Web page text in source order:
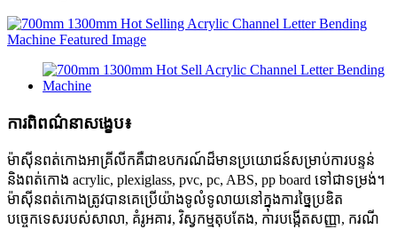
ការពិពណ៌នាសង្ខេប៖
ម៉ាស៊ីនពត់កោងអាគ្រីលីកគឺជាឧបករណ៍ដ៏មានប្រយោជន៍សម្រាប់ការបន្ទន់
និងពត់កោង acrylic, plexiglass, pvc, pc, ABS, pp board ទៅជាទម្រង់។
ម៉ាស៊ីនពត់កោងត្រូវបានគេប្រើយ៉ាងទូលំទូលាយនៅក្នុងការច្នៃប្រឌិត
បច្ចេកទេសរបស់សាលា, គំរូអគារ, វិស្វកម្មតុបតែង, ការបង្កើតសញ្ញា, ករណី